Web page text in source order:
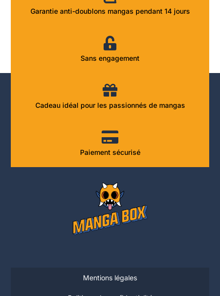
Garantie anti-doublons mangas pendant 14 jours
Sans engagement
Cadeau idéal pour les passionnés de mangas
Paiement sécurisé
Mentions légales